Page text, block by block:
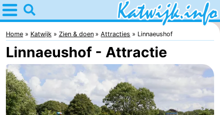
Home
Katwijk
Tips
Voor
kinderen
Overnachten
Home Katwijk Zien & doen Attracties Linnaeushof
Linnaeushof - Attractie